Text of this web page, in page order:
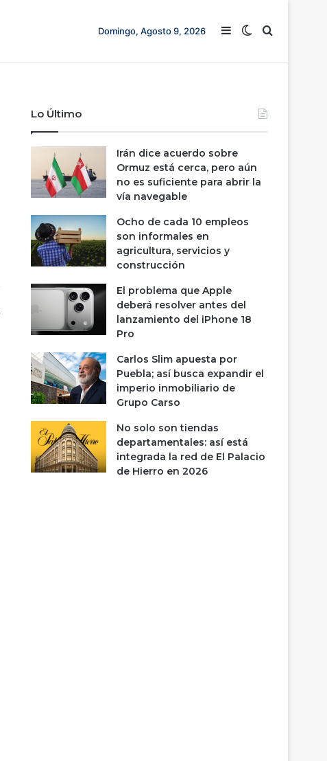
Domingo, Agosto 9, 2026 Barra lateral
Switch skin
Buscar
Lo Último
Irán dice acuerdo sobre
Ormuz está cerca, pero aún
no es suficiente para abrir la
vía navegable
Ocho de cada 10 empleos
son informales en
agricultura, servicios y
construcción
El problema que Apple
deberá resolver antes del
lanzamiento del iPhone 18
Pro
Carlos Slim apuesta por
Puebla; así busca expandir el
imperio inmobiliario de
Grupo Carso
No solo son tiendas
departamentales: así está
integrada la red de El Palacio
de Hierro en 2026